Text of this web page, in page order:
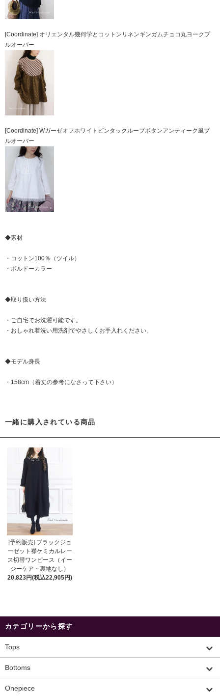
[Coordinate] オリエンタル幾何学とコットンリネンギンガムチョコ丸ヨークプ
ルオーバー
[Coordinate] Wガーゼオフホワイトピンタックループボタンアンティーク風プ
ルオーバー
◆素材
・コットン100％（ツイル）
・ボルドーカラー
◆取り扱い方法
・ご自宅でお洗濯可能です。
・おしゃれ着洗い用洗剤でやさしくお手入れください。
◆モデル身長
・158cm（着丈の参考になさって下さい）
一緒に購入されている商品
[予約販売] ブラックジョ
ーゼット襟ケミカルレー
ス切替ワンピース（イー
ジーケア・裏地なし）
20,823円(税込22,905円)
カテゴリーから探す
Tops
Bottoms
Onepiece